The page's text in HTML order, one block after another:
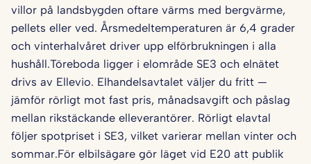
villor på landsbygden oftare värms med bergvärme,
pellets eller ved. Årsmedeltemperaturen är 6,4 grader
och vinterhalvåret driver upp elförbrukningen i alla
hushåll.Töreboda ligger i elområde SE3 och elnätet
drivs av Ellevio. Elhandelsavtalet väljer du fritt —
jämför rörligt mot fast pris, månadsavgift och påslag
mellan rikstäckande elleverantörer. Rörligt elavtal
följer spotpriset i SE3, vilket varierar mellan vinter och
sommar.För elbilsägare gör läget vid E20 att publik